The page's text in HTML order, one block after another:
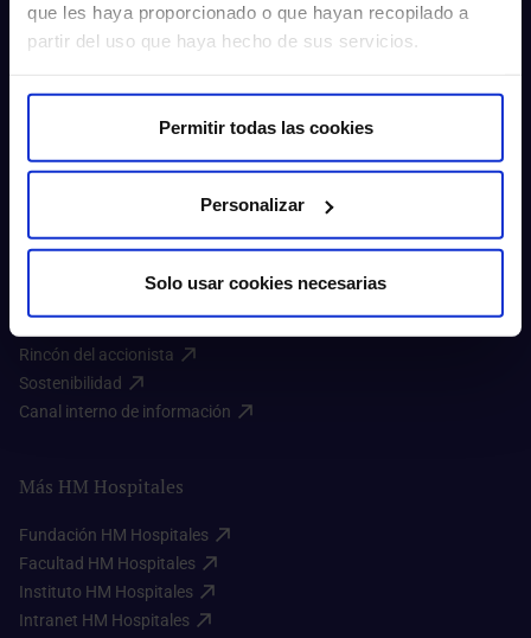
que les haya proporcionado o que hayan recopilado a
partir del uso que haya hecho de sus servicios.
Permitir todas las cookies
Personalizar
Solo usar cookies necesarias
Rincón del accionista​
Sostenibilidad​
Canal interno de información​
Más HM Hospitales
Fundación HM Hospitales​
Facultad HM Hospitales​
Instituto HM Hospitales​
Intranet HM Hospitales​